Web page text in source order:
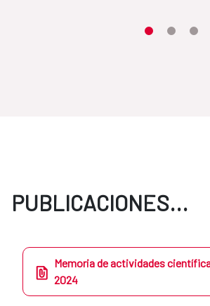
Item 1Item2Item3
PUBLICACIONES...
Memoria de actividades
2024